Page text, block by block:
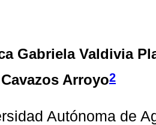
Gabriela Valdivia
Arroyo2
Autónoma de